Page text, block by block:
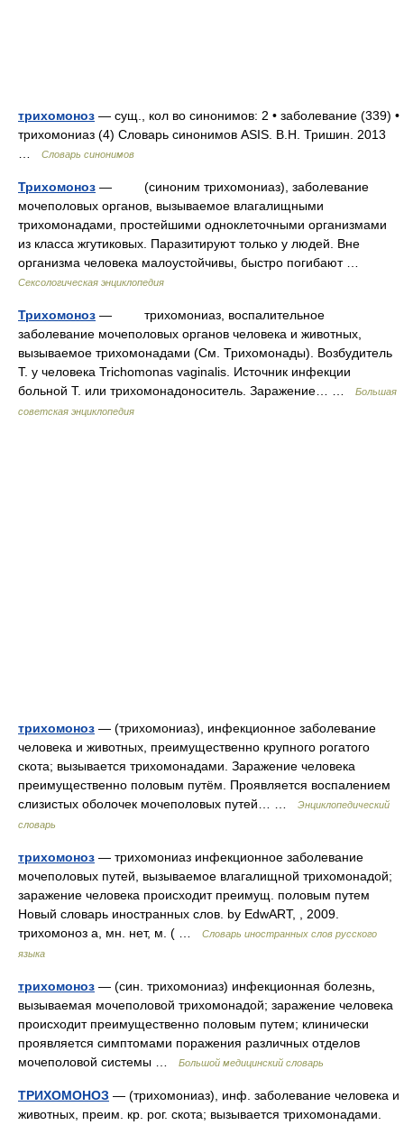
трихомоноз — сущ., кол во синонимов: 2 • заболевание (339) •
трихомониаз (4) Словарь синонимов ASIS. В.Н. Тришин. 2013
Словарь синонимов
Трихомоноз — (синоним трихомониаз), заболевание
мочеполовых органов, вызываемое влагалищными
трихомонадами, простейшими одноклеточными организмами
из класса жгутиковых. Паразитируют только у людей. Вне
организма человека малоустойчивы, быстро погибают …
Сексологическая энциклопедия
Трихомоноз — трихомониаз, воспалительное
заболевание мочеполовых органов человека и животных,
вызываемое трихомонадами (См. Трихомонады). Возбудитель
Т. у человека Trichomonas vaginalis. Источник инфекции
больной Т. или трихомонадоноситель. Заражение… …
Большая
советская энциклопедия
трихомоноз — (трихомониаз), инфекционное заболевание
человека и животных, преимущественно крупного рогатого
скота; вызывается трихомонадами. Заражение человека
преимущественно половым путём. Проявляется воспалением
слизистых оболочек мочеполовых путей… …
Энциклопедический
словарь
трихомоноз — трихомониаз инфекционное заболевание
мочеполовых путей, вызываемое влагалищной трихомонадой;
заражение человека происходит преимущ. половым путем
Новый словарь иностранных слов. by EdwART, , 2009.
трихомоноз а, мн. нет, м. ( …
Словарь иностранных слов русского
языка
трихомоноз — (син. трихомониаз) инфекционная болезнь,
вызываемая мочеполовой трихомонадой; заражение человека
происходит преимущественно половым путем; клинически
проявляется симптомами поражения различных отделов
мочеполовой системы …
Большой медицинский словарь
ТРИХОМОНОЗ — (трихомониаз), инф. заболевание человека и
животных, преим. кр. рог. скота; вызывается трихомонадами.